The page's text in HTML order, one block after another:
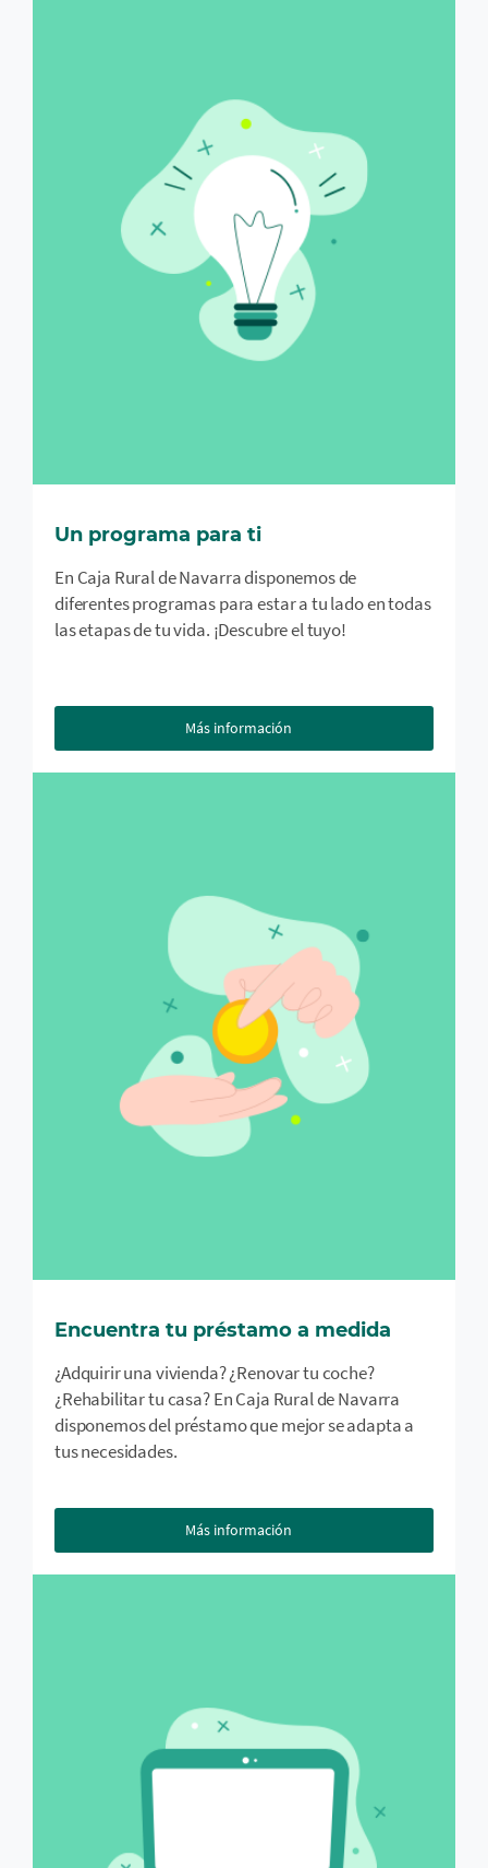
Un programa para ti
En Caja Rural de Navarra disponemos de
diferentes programas para estar a tu lado en todas
las etapas de tu vida. ¡Descubre el tuyo!
Más información
Encuentra tu préstamo a medida
¿Adquirir una vivienda? ¿Renovar tu coche?
¿Rehabilitar tu casa? En Caja Rural de Navarra
disponemos del préstamo que mejor se adapta a
tus necesidades.
Más información